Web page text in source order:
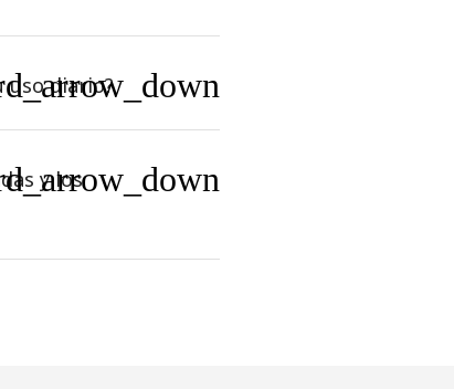
uso diario?
y los